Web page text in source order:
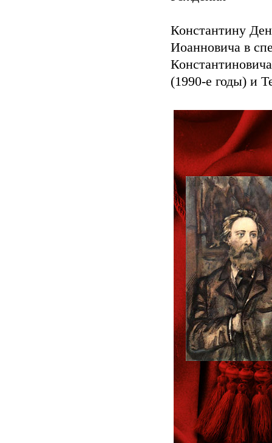
Константину
Иоанновича в
(1990-е годы) и